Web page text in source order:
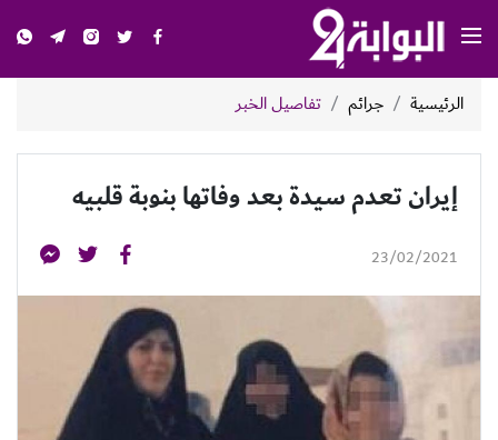
الرئيسية جرائم تفاصيل الخبر
إيران تعدم سيدة بعد وفاتها بنوبة قلبيه
23/02/2021